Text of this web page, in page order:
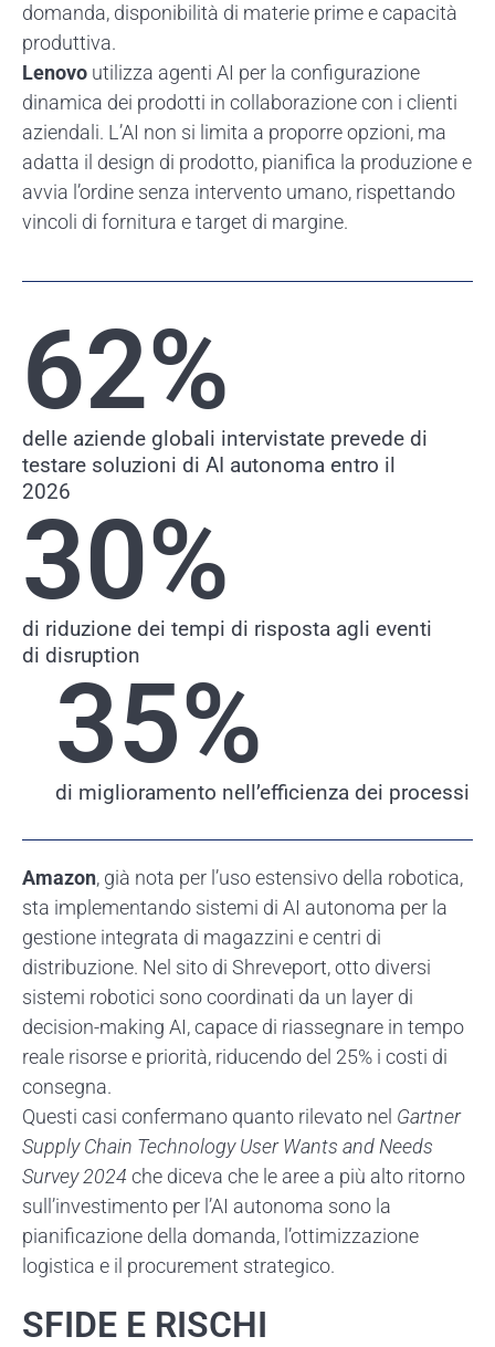
domanda, disponibilità di materie prime e capacità
produttiva.
Lenovo utilizza agenti AI per la configurazione
dinamica dei prodotti in collaborazione con i clienti
aziendali. L’AI non si limita a proporre opzioni, ma
adatta il design di prodotto, pianifica la produzione e
avvia l’ordine senza intervento umano, rispettando
vincoli di fornitura e target di margine.
delle aziende globali intervistate prevede di
testare soluzioni di AI autonoma entro il
2026
62%
di riduzione dei tempi di risposta agli eventi
di disruption
30%
di miglioramento nell’efficienza dei processi
35%
Amazon, già nota per l’uso estensivo della robotica,
sta implementando sistemi di AI autonoma per la
gestione integrata di magazzini e centri di
distribuzione. Nel sito di Shreveport, otto diversi
sistemi robotici sono coordinati da un layer di
decision-making AI, capace di riassegnare in tempo
reale risorse e priorità, riducendo del 25% i costi di
consegna.
Questi casi confermano quanto rilevato nel Gartner
Supply Chain Technology User Wants and Needs
Survey 2024 che diceva che le aree a più alto ritorno
sull’investimento per l’AI autonoma sono la
pianificazione della domanda, l’ottimizzazione
logistica e il procurement strategico.
SFIDE E RISCHI